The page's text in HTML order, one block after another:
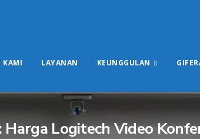
KAMI LAYANAN KEUNGGULAN
Logitech Video